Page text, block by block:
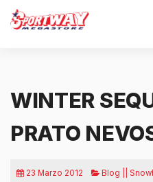
WINTER
PRATO
23 Marzo 2012 Blog ||